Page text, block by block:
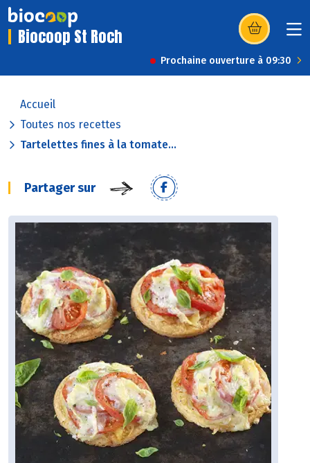
Biocoop St Roch (s’ouvre dans
Prochaine ouverture à 09:30
Accueil
Toutes nos recettes
Tartelettes fines à la tomate...
Partager sur